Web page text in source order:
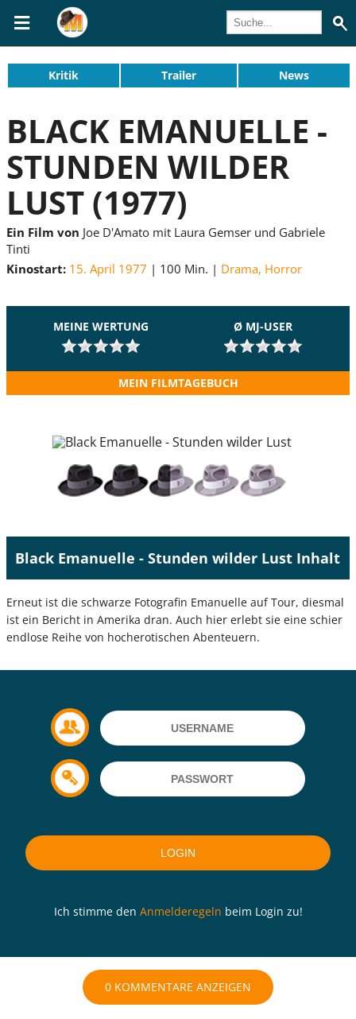
Kritik Trailer News
BLACK EMANUELLE -
STUNDEN WILDER
LUST (1977)
Ein Film von Joe D'Amato mit Laura Gemser und Gabriele
Tinti
Kinostart: 15. April 1977 100 Min. Drama, Horror
MEINE WERTUNG Ø MJ-USER
MEIN FILMTAGEBUCH
Black Emanuelle - Stunden wilder Lust Inhalt
Erneut ist die schwarze Fotografin Emanuelle auf Tour, diesmal
ist ein Bericht in Amerika dran. Auch hier erlebt sie eine schier
endlose Reihe von hocherotischen Abenteuern.
Ich stimme den Anmelderegeln beim Login zu!
0 KOMMENTARE ANZEIGEN